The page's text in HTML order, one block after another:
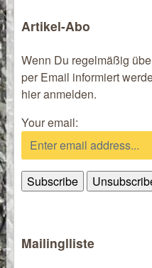
Artikel-Abo
Wenn Du regelmäßig
per Email informiert
hier anmelden.
Your email:
Mailinglliste